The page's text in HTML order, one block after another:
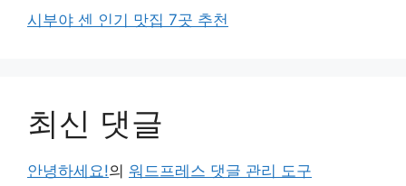
시부야 센 인기 맛집 7곳 추천
최신 댓글
안녕하세요!의 워드프레스 댓글 관리 도구